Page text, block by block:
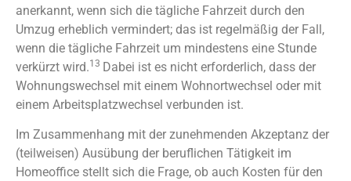
anerkannt, wenn sich die tägliche Fahrzeit durch den
Umzug erheblich vermindert; das ist regelmäßig der Fall,
wenn die tägliche Fahrzeit um mindestens eine Stunde
verkürzt wird.13 Dabei ist es nicht erforderlich, dass der
Wohnungswechsel mit einem Wohnortwechsel oder mit
einem Arbeitsplatzwechsel verbunden ist.
Im Zusammenhang mit der zunehmenden Akzeptanz der
(teilweisen) Ausübung der beruflichen Tätigkeit im
Homeoffice stellt sich die Frage, ob auch Kosten für den